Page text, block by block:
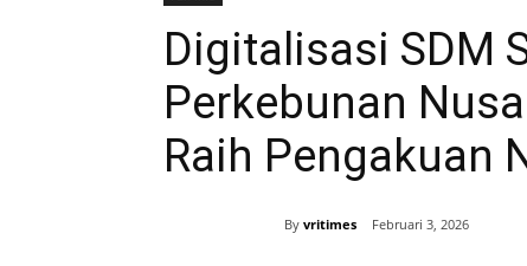
Digitalisasi SDM
Perkebunan
Raih Pengakuan
By vritimes Februari 3, 2026